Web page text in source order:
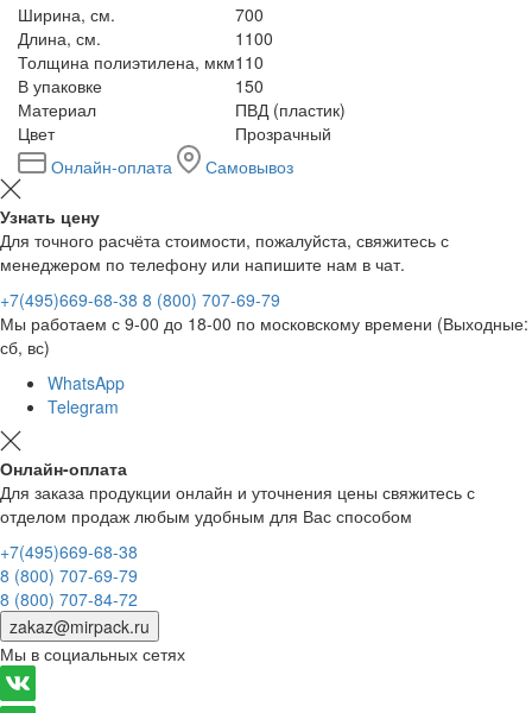
Ширина, см.
700
Длина, см.
1100
Толщина полиэтилена, мкм110
В упаковке
150
Материал
ПВД (пластик)
Цвет
Прозрачный
Онлайн-оплата
Самовывоз
Узнать цену
Для точного расчёта стоимости, пожалуйста, свяжитесь с
менеджером по телефону или напишите нам в чат.
+7(495)669-68-38 8 (800) 707-69-79
Мы работаем с 9-00 до 18-00 по московскому времени (Выходные:
сб, вс)
WhatsApp
Telegram
Онлайн-оплата
Для заказа продукции онлайн и уточнения цены свяжитесь с
отделом продаж любым удобным для Вас способом
+7(495)669-68-38
8 (800) 707-69-79
8 (800) 707-84-72
zakaz@mirpack.ru
Мы в социальных сетях